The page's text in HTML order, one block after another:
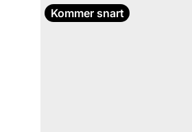
Kommer snart